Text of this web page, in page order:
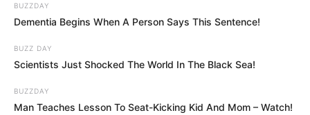
BUZZDAY
Dementia Begins When A Person Says This Sentence!
BUZZ DAY
Scientists Just Shocked The World In The Black Sea!
BUZZDAY
Man Teaches Lesson To Seat-Kicking Kid And Mom – Watch!